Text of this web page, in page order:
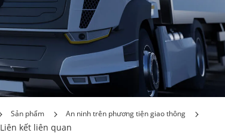
Sản phẩm An ninh trên phương tiện giao thông
Liên kết liên quan